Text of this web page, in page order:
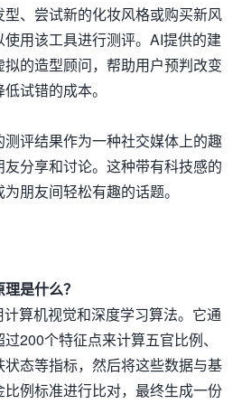
型、尝试新的化妆风格或购买新风
用该工具进行测评。AI提供的建
的造型顾问，帮助用户预判改变
试错的成本。
评结果作为一种社交媒体上的趣
分享和讨论。这种带有科技感的
朋友间轻松有趣的话题。
是什么？
算机视觉和深度学习算法。它通
200个特征点来计算五官比例、
态等指标，然后将这些数据与基
例标准进行比对，最终生成一份